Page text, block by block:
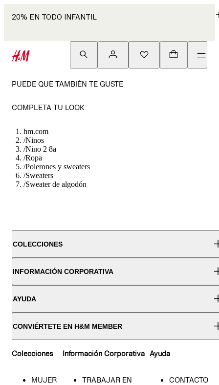
20% EN TODO INFANTIL
PUEDE QUE TAMBIÉN TE GUSTE
COMPLETA TU LOOK
hm.com
/Ninos
/Nino 2 8a
/Ropa
/Polerones y sweaters
/Sweaters
/Sweater de algodón
COLECCIONES
INFORMACIÓN CORPORATIVA
AYUDA
CONVIÉRTETE EN H&M MEMBER
Colecciones
MUJER
Información Corporativa
TRABAJAR EN
Ayuda
CONTACTO